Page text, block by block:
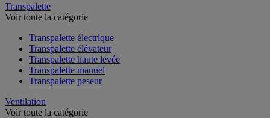
Transpalette
Voir toute la catégorie
Transpalette électrique
Transpalette élévateur
Transpalette haute levée
Transpalette manuel
Transpalette peseur
Ventilation
Voir toute la catégorie